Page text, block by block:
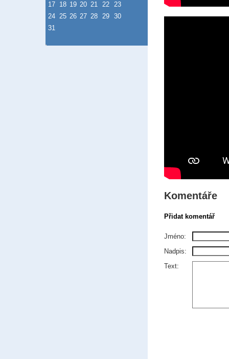
17 18 19 20 21 22
23
24 25 26 27 28 29
30
31
Komentáře
Přidat komentář
Jméno:
Nadpis:
Text: